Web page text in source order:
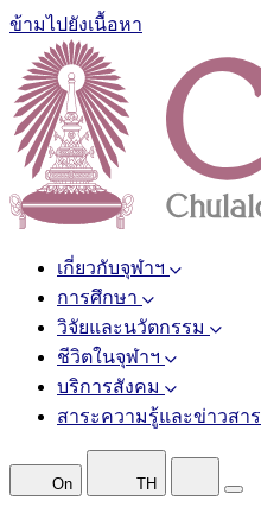
ข้ามไปยังเนื้อหา
เกี่ยวกับจุฬาฯ
การศึกษา
วิจัยและนวัตกรรม
ชีวิตในจุฬาฯ
บริการสังคม
สาระความรู้และข่าวสาร
On TH